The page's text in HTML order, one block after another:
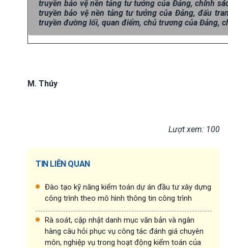
truyền bảo vệ nền tảng tư tưởng của Đảng, chính
truyền bảo vệ nền tảng tư tưởng của Đảng, đấu
truyền đường lối, quan điểm, chủ trương của Đảng,
M. Thúy
Lượt xem: 100
TIN LIÊN QUAN
Đào tạo kỹ năng kiểm toán dự án đầu tư xây dựng
công trình theo mô hình thông tin công trình
Rà soát, cập nhật danh mục văn bản và ngân
hàng câu hỏi phục vụ công tác đánh giá chuyên
môn, nghiệp vụ trong hoạt động kiểm toán của